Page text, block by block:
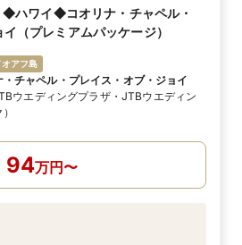
◆ハワイ◆コオリナ・チャペル・
（プレミアムパッケージ）
アフ島
・チャペル・プレイス・オブ・ジョイ
ウエディングプラザ・JTBウエディン
94万円〜